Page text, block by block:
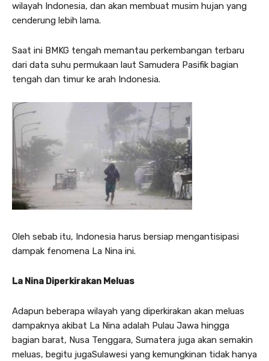
wilayah Indonesia, dan akan membuat musim hujan yang
cenderung lebih lama.
Saat ini BMKG tengah memantau perkembangan terbaru
dari data suhu permukaan laut Samudera Pasifik bagian
tengah dan timur ke arah Indonesia.
Oleh sebab itu, Indonesia harus bersiap mengantisipasi
dampak fenomena La Nina ini.
La Nina Diperkirakan Meluas
Adapun beberapa wilayah yang diperkirakan akan meluas
dampaknya akibat La Nina adalah Pulau Jawa hingga
bagian barat, Nusa Tenggara, Sumatera juga akan semakin
meluas, begitu jugaSulawesi yang kemungkinan tidak hanya